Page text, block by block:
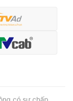
có sự chấp